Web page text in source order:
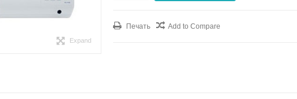
Expand
Печать Add to Compare